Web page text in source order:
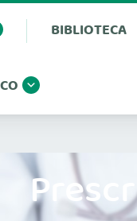
BIBLIOTECA